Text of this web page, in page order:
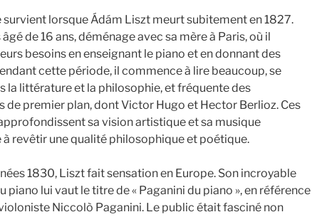
survient lorsque Ádám Liszt meurt subitement en 1827.
âgé de 16 ans, déménage avec sa mère à Paris, où il
besoins en enseignant le piano et en donnant des
cette période, il commence à lire beaucoup, se
la littérature et la philosophie, et fréquente des
de premier plan, dont Victor Hugo et Hector Berlioz. Ces
sa vision artistique et sa musique
revêtir une qualité philosophique et poétique.
1830, Liszt fait sensation en Europe. Son incroyable
piano lui vaut le titre de « Paganini du piano », en référence
Niccolò Paganini. Le public était fasciné non